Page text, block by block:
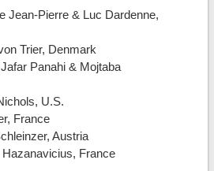
Jean-Pierre & Luc Dardenne,
Trier, Denmark
Panahi & Mojtaba
U.S.
France
Austria
France